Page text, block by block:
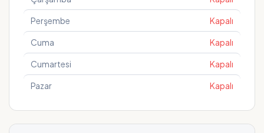
Perşembe Kapalı
Cuma Kapalı
Cumartesi Kapalı
Pazar Kapalı